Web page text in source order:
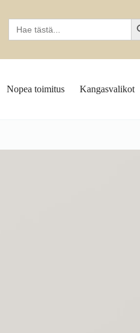
Search
for:
Nopea toimitus Kangasvalikot